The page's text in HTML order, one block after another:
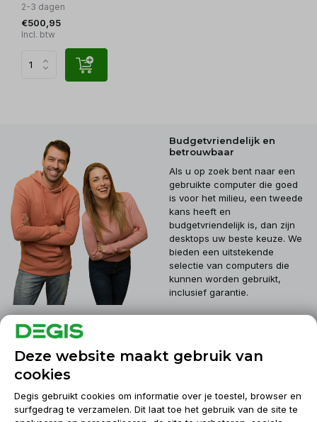
2-3 dagen
€500,95
Incl. btw
Budgetvriendelijk en
betrouwbaar
Als u op zoek bent naar een
gebruikte computer die goed
is voor het milieu, een tweede
kans heeft en
budgetvriendelijk is, dan zijn
desktops uw beste keuze. We
bieden een uitstekende
selectie van computers die
kunnen worden gebruikt,
inclusief garantie.
Klantenservice
Deze website maakt gebruik van
cookies
Degis gebruikt cookies om informatie over je toestel, browser en
surfgedrag te verzamelen. Dit laat toe het gebruik van de site te